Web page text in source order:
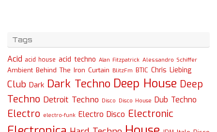
Tags
Acid acid house acid techno Alan Fitzpatrick Alessandro Schiffer
Ambient Behind The Iron Curtain BlitzFm BTIC Chris Liebing
Club Dark Dark Techno Deep House Deep
Techno Detroit Techno Disco Disco House Dub Techno
Electro electro-funk Electro Disco Electronic